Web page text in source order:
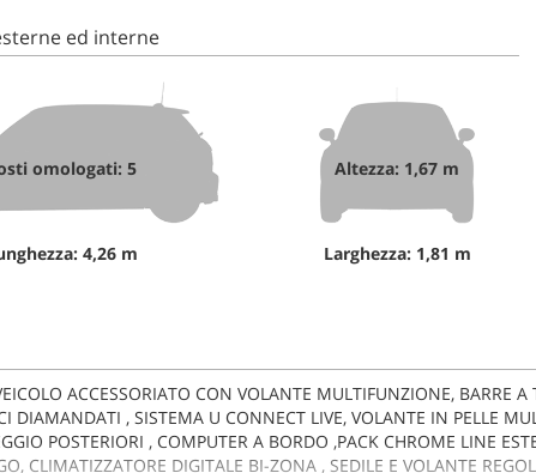
ed interne
omologati: 5
4,26 m
Altezza: 1,67 m
Larghezza: 1,81 m
ACCESSORIATO CON VOLANTE MULTIFUNZIONE, BARRE
DIAMANDATI , SISTEMA U CONNECT LIVE, VOLANTE IN PELLE
POSTERIORI , COMPUTER A BORDO ,PACK CHROME LINE
CLIMATIZZATORE DIGITALE BI-ZONA , SEDILE E VOLANTE